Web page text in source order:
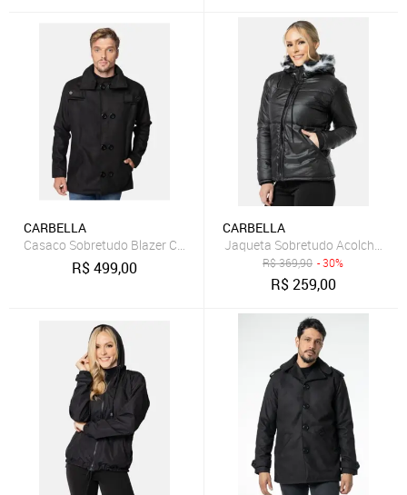
CARBELLA
Casaco Sobretudo Blazer Carbella Lã Batida Frio Inverno Preto
R$499,00
CARBELLA
Jaqueta Sobretudo Acolchoado
R$369,90 - 30%
R$259,00